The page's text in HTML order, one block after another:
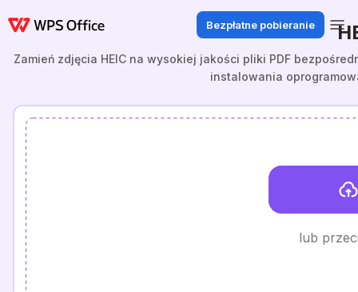
Bezpłatne pobieranie
Zamień zdjęcia HEIC na wysokiej jakości pliki PDF
instalowania
lub